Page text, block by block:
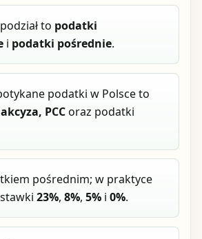
to podatki
i podatki pośrednie.
podatki w Polsce to
PCCoraz podatki
pośrednim; w praktyce
stawki23%,8%,5% i0%.